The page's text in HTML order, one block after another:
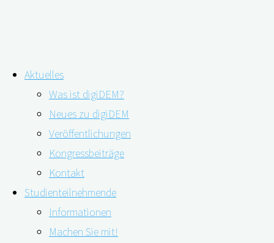
Inhalt
springen
Aktuelles
Was ist digiDEM?
Neues zu digiDEM
Veröffentlichungen
Kongressbeiträge
Kontakt
Studienteilnehmende
Informationen
Machen Sie mit!
Schlagwort:Behandlung
Stadt-Land-Unterschiede in der
Diagnosestellung und Behandlung von
Demenz